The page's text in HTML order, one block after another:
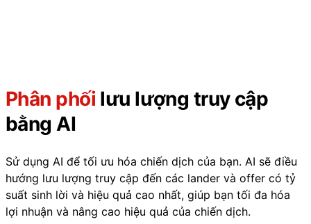
Phân phối lưu lượng truy cập
bằng AI
Sử dụng AI để tối ưu hóa chiến dịch của bạn. AI sẽ điều
hướng lưu lượng truy cập đến các lander và offer có tỷ
suất sinh lời và hiệu quả cao nhất, giúp bạn tối đa hóa
lợi nhuận và nâng cao hiệu quả của chiến dịch.